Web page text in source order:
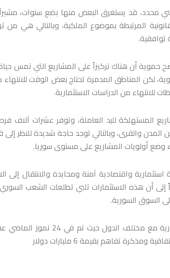
محدد، قد يستغرق البعض منها بضع سنوات،
المرتبطة بموضوع الملكية، وبالتالي هي من
توافقية.
حموية أن هناك تركيزاً على المشاريع التي تمس
لكن المناطق المدمرة تحتاج بعض الوقت
للانتهاء من الدراسات الاستثمارية.
المستهلكة لليد العاملة، وتوفر عشرات آلاف
والقرى، وبالتالي توجد حاجة شديدة للنظر إلى
وضع أولويات المشاريع على مستوى سوريا.
واقتصادية آمنة ومحايدة والانتقال إلى
إلى أن هذه الاستثمارات تلبي تطلعات الشعب
السوق السورية.
وتواصل سوريا إقامة الشراكات